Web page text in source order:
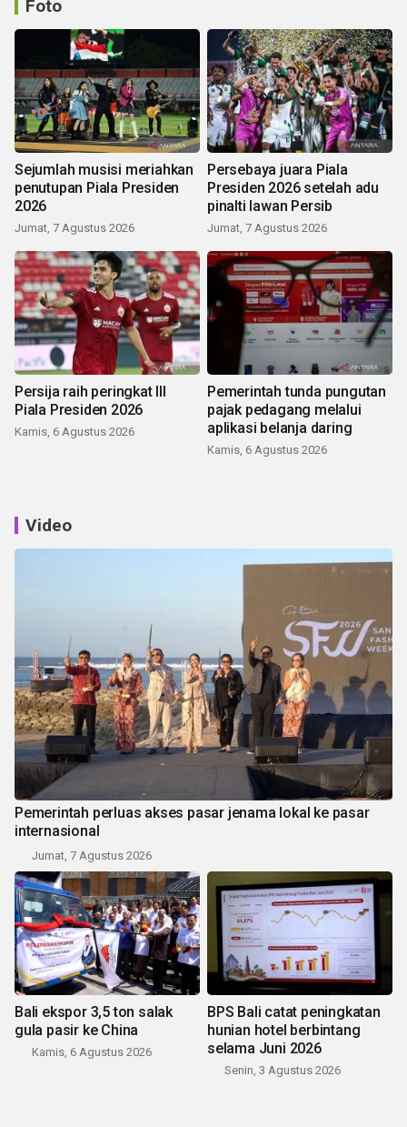
Foto
Sejumlah musisi meriahkan
penutupan Piala Presiden
2026
Jumat, 7 Agustus 2026
Persebaya juara Piala
Presiden 2026 setelah adu
pinalti lawan Persib
Jumat, 7 Agustus 2026
Persija raih peringkat III
Piala Presiden 2026
Kamis, 6 Agustus 2026
Pemerintah tunda pungutan
pajak pedagang melalui
aplikasi belanja daring
Kamis, 6 Agustus 2026
Video
Pemerintah perluas akses pasar jenama lokal ke pasar
internasional
Jumat, 7 Agustus 2026
Bali ekspor 3,5 ton salak
gula pasir ke China
Kamis, 6 Agustus 2026
BPS Bali catat peningkatan
hunian hotel berbintang
selama Juni 2026
Senin, 3 Agustus 2026